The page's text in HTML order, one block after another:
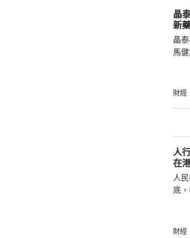
晶
新
晶
馬
需
實
已...
財經
人
在
人
底
金
財經